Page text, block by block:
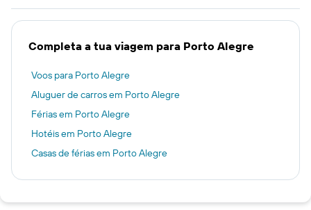
Completa a tua viagem para Porto Alegre
Voos para Porto Alegre
Aluguer de carros em Porto Alegre
Férias em Porto Alegre
Hotéis em Porto Alegre
Casas de férias em Porto Alegre